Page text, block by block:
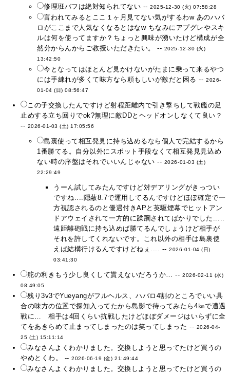
修理班バフは絶対知られてない --2025-12-30 (火) 07:58:28
言われてみるとここ１ヶ月見てない気がするわw あのハバ
ロがここまで人気なくなるとはなw ちなみにアプグレやスキ
ルは何を使ってますか？ちょっと興味が湧いたけど構成が全
然分からんからご教授いただきたい。 -- 2025-12-30 (火)
13:42:50
今となってはほとんど見かけないがたまに乗って来るやつ
には手練れが多くて味方なら頼もしいが敵だと困る --2026-
01-04 (日) 08:56:47
この子交換したんですけど射程距離内で引き撃ちして戦艦の足
止めする立ち回りでok?無理に敵DDとヘッドオンしなくて良い？
-- 2026-01-03 (土) 17:05:56
島裏使って相互発見に持ち込めるなら個人で完結するから
1番勝てる。自分以外にスポット手段なくて相互発見見込め
ない時の序盤はそれでいいんじゃない -- 2026-01-03 (土)
22:29:49
うーん試してみたんですけど対デアリングがきっつい
ですね....隠蔽8.7で運用してるんですけどほぼ確定で一
方視認されるのと優遇付きAPと英駆煙幕でヒットアン
ドアウェイされて一方的に蹂躙されてばかりでした.....
遠距離砲戦に持ち込めば勝てるんでしょうけど相手が
それを許してくれないです。これ以外の相手は島裏使
えば結構行けるんですけどねぇ.... --2026-01-04 (日)
03:41:30
舵の利きもう少し良くして貰えないだろうか… --2026-02-11 (水)
08:49:05
残り3v3でYueyangがフルヘルス、ハバロ4割のところでいい具
合の味方の位置で探知入ってたから島影で待ってみたら4㎞で遭遇
戦に… 相手は4回くらい抗戦したけどほぼダメージはいらずに全
てをあきらめて止まってしまったのは笑ってしまった -- 2026-04-
25 (土) 15:11:14
みなさんよくわかりました。交換しようと思ってたけど買うの
やめとくわ。 --2026-06-19 (金) 21:49:44
みなさんよくわかりました。交換しようと思ってたけど買うの